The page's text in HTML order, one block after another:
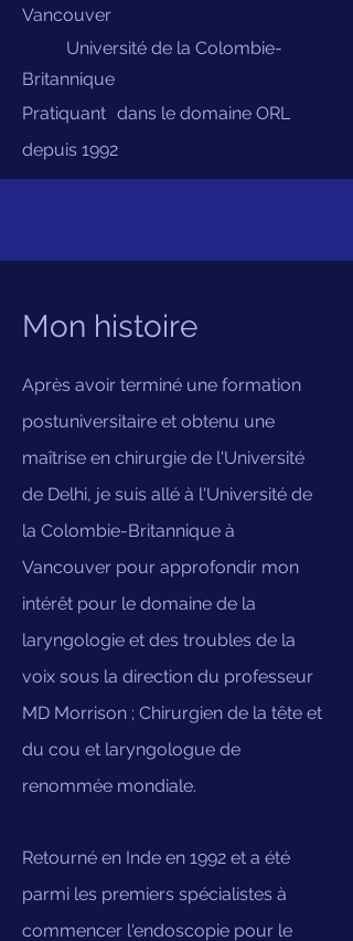
Vancouver
Université de la Colombie-
Britannique
Pratiquant dans le domaine ORL
depuis 1992
Mon histoire
Après avoir terminé une formation
postuniversitaire et obtenu une
maîtrise en chirurgie de l'Université
de Delhi, je suis allé à l'Université de
la Colombie-Britannique à
Vancouver pour approfondir mon
intérêt pour le domaine de la
laryngologie et des troubles de la
voix sous la direction du professeur
MD Morrison ; Chirurgien de la tête et
du cou et laryngologue de
renommée mondiale.
Retourné en Inde en 1992 et a été
parmi les premiers spécialistes à
commencer l'endoscopie pour le